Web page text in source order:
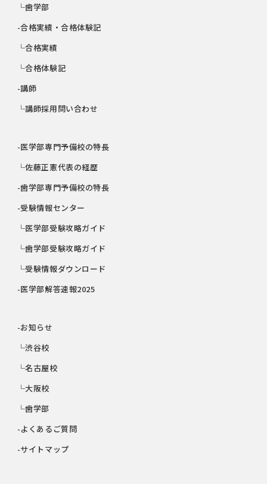
└歯学部
-合格実績・合格体験記
└合格実績
└合格体験記
-講師
└講師採用問い合わせ
-医学部専門予備校の特長
└佐藤正憲代表の経歴
-歯学部専門予備校の特長
-受験情報センター
└医学部受験攻略ガイド
└歯学部受験攻略ガイド
└受験情報ダウンロード
-医学部解答速報2025
-お知らせ
└渋谷校
└名古屋校
└大阪校
└歯学部
-よくあるご質問
-サイトマップ